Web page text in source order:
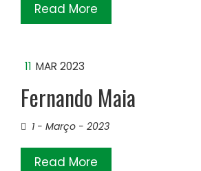
Read More
11 MAR 2023
Fernando Maia
1 - Março - 2023
Read More